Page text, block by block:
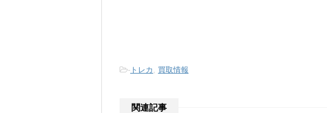
- トレカ 買取情報
関連記事